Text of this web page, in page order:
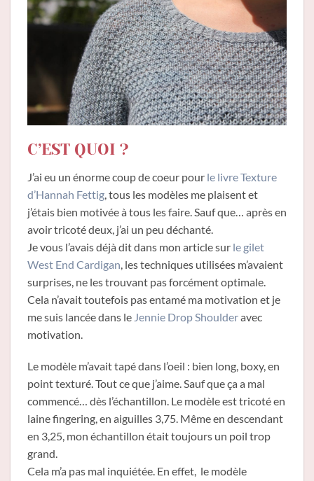
C’EST QUOI ?
J’ai eu un énorme coup de coeur pour le livre Texture
d’Hannah Fettig , tous les modèles me plaisent et
j’étais bien motivée à tous les faire. Sauf que… après en
avoir tricoté deux, j’ai un peu déchanté.
Je vous l’avais déjà dit dans mon article sur le gilet
West End Cardigan , les techniques utilisées m’avaient
surprises, ne les trouvant pas forcément optimale.
Cela n’avait toutefois pas entamé ma motivation et je
me suis lancée dans le Jennie Drop Shoulderavec
motivation.
Le modèle m’avait tapé dans l’oeil : bien long, boxy, en
point texturé. Tout ce que j’aime. Sauf que ça a mal
commencé… dès l’échantillon. Le modèle est tricoté en
laine fingering, en aiguilles 3,75. Même en descendant
en 3,25, mon échantillon était toujours un poil trop
grand.
Cela m’a pas mal inquiétée. En effet, le modèle